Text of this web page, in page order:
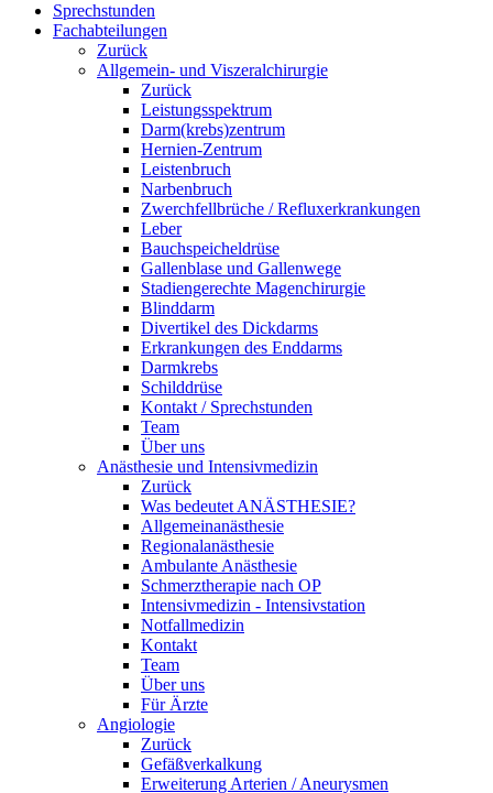
Sprechstunden
Fachabteilungen
Zurück
Allgemein- und Viszeralchirurgie
Zurück
Leistungsspektrum
Darm(krebs)zentrum
Hernien-Zentrum
Leistenbruch
Narbenbruch
Zwerchfellbrüche / Refluxerkrankungen
Leber
Bauchspeicheldrüse
Gallenblase und Gallenwege
Stadiengerechte Magenchirurgie
Blinddarm
Divertikel des Dickdarms
Erkrankungen des Enddarms
Darmkrebs
Schilddrüse
Kontakt / Sprechstunden
Team
Über uns
Anästhesie und Intensivmedizin
Zurück
Was bedeutet ANÄSTHESIE?
Allgemeinanästhesie
Regionalanästhesie
Ambulante Anästhesie
Schmerztherapie nach OP
Intensivmedizin - Intensivstation
Notfallmedizin
Kontakt
Team
Über uns
Für Ärzte
Angiologie
Zurück
Gefäßverkalkung
Erweiterung Arterien / Aneurysmen